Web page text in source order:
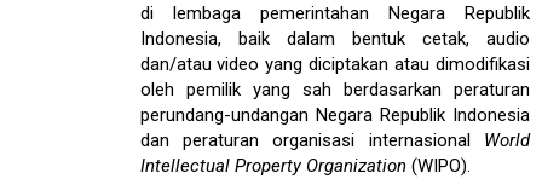
di lembaga pemerintahan Negara Republik
Indonesia, baik dalam bentuk cetak, audio
dan/atau video yang diciptakan atau dimodifikasi
oleh pemilik yang sah berdasarkan peraturan
perundang-undangan Negara Republik Indonesia
dan peraturan organisasi internasional World
Intellectual Property Organization (WIPO).